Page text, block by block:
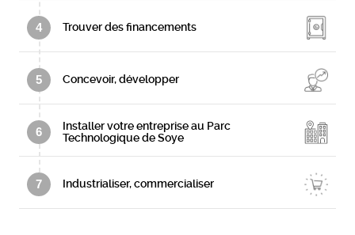
4 Trouver des financements
5 Concevoir, développer
6
Installer votre entreprise au Parc
Technologique de Soye
7 Industrialiser, commercialiser